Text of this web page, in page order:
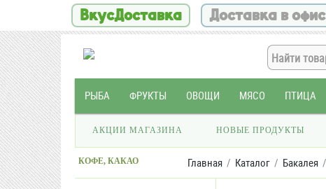
ВкусДоставка Доставка в офис
РЫБА ФРУКТЫ ОВОЩИ МЯСО ПТИЦА
АКЦИИ МАГАЗИНА НОВЫЕ ПРОДУКТЫ
КОФЕ, КАКАО Главная Каталог Бакалея